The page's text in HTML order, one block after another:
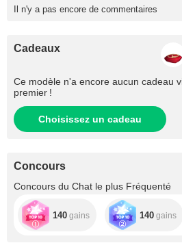
Il n'y a pas encore de commentaires
Cadeaux
Ce modèle n'a encore aucun cadeau
premier !
Choisissez un cadeau
Concours
Concours du Chat le plus Fréquenté
140 gains 140 gains